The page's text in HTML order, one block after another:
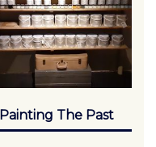
Painting The Past